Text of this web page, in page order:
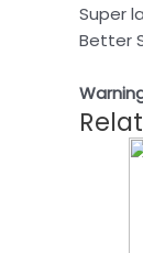
Super
Better